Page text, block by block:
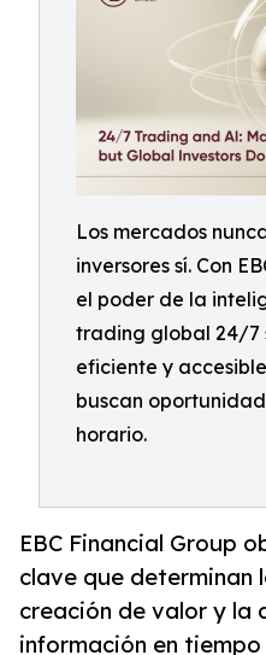
Los mercados
inversores sí. Con
el poder de la
trading global 24/7
eficiente y
buscan
horario.
EBC Financial Group
clave que determinan
creación de valor y la
información en tiempo